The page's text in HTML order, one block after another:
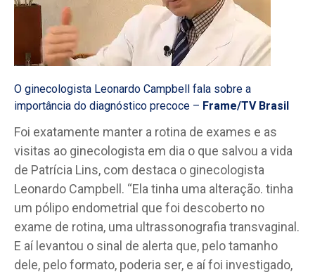
O ginecologista Leonardo Campbell fala sobre a
importância do diagnóstico precoce – Frame/TV Brasil
Foi exatamente manter a rotina de exames e as
visitas ao ginecologista em dia o que salvou a vida
de Patrícia Lins, com destaca o ginecologista
Leonardo Campbell. “Ela tinha uma alteração. tinha
um pólipo endometrial que foi descoberto no
exame de rotina, uma ultrassonografia transvaginal.
E aí levantou o sinal de alerta que, pelo tamanho
dele, pelo formato, poderia ser, e aí foi investigado,